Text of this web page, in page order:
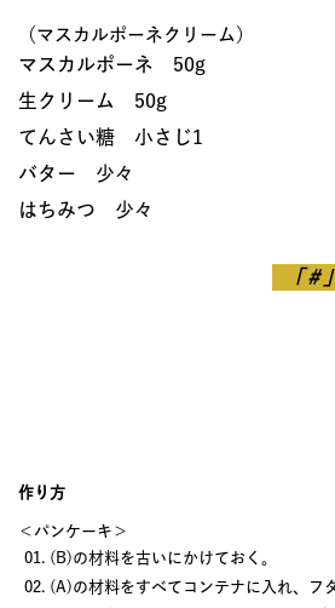
（マスカルポーネクリーム）
マスカルポーネ 50g
生クリーム 50g
てんさい糖 小さじ1
バター 少々
はちみつ 少々
「＃
作り方
＜パンケーキ＞
(B)の材料を古いにかけておく。
(A)の材料をすべてコンテナに入れ、フ